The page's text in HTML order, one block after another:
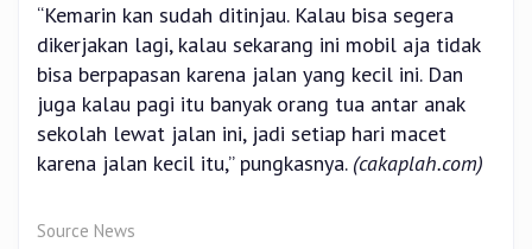
“Kemarin kan sudah ditinjau. Kalau bisa segera
dikerjakan lagi, kalau sekarang ini mobil aja tidak
bisa berpapasan karena jalan yang kecil ini. Dan
juga kalau pagi itu banyak orang tua antar anak
sekolah lewat jalan ini, jadi setiap hari macet
karena jalan kecil itu,” pungkasnya. (cakaplah.com)
Source News